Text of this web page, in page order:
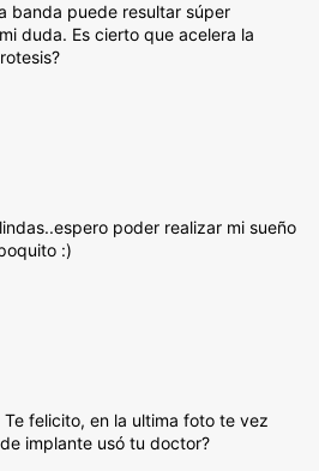
banda puede resultar súper
duda. Es cierto que acelera la
poder realizar mi sueño
:)
felicito, en la ultima foto te vez
implante usó tu doctor?